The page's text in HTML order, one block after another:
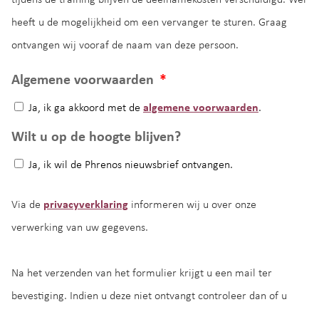
heeft u de mogelijkheid om een vervanger te sturen. Graag
ontvangen wij vooraf de naam van deze persoon.
Algemene voorwaarden *
Ja, ik ga akkoord met de algemene voorwaarden.
Wilt u op de hoogte blijven?
Ja, ik wil de Phrenos nieuwsbrief ontvangen.
Via de privacyverklaring informeren wij u over onze
verwerking van uw gegevens.
Na het verzenden van het formulier krijgt u een mail ter
bevestiging. Indien u deze niet ontvangt controleer dan of u